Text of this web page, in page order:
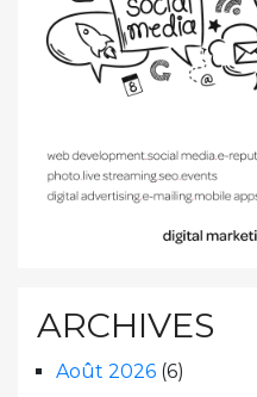
ARCHIVES
Août 2026 (6)